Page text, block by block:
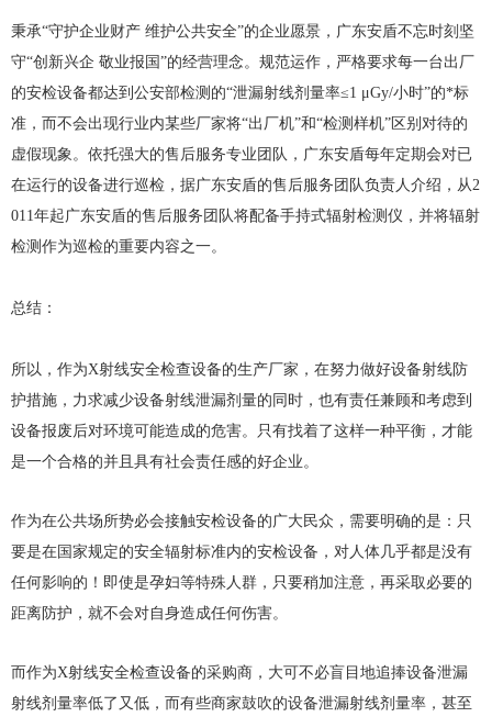
秉承“守护企业财产 维护公共安全”的企业愿景，广东安盾不忘时刻坚
守“创新兴企 敬业报国”的经营理念。规范运作，严格要求每一台出厂
的安检设备都达到公安部检测的“泄漏射线剂量率≤1 μGy/小时”的*标
准，而不会出现行业内某些厂家将“出厂机”和“检测样机”区别对待的
虚假现象。依托强大的售后服务专业团队，广东安盾每年定期会对已
在运行的设备进行巡检，据广东安盾的售后服务团队负责人介绍，从2
011年起广东安盾的售后服务团队将配备手持式辐射检测仪，并将辐射
检测作为巡检的重要内容之一。
总结：
所以，作为X射线安全检查设备的生产厂家，在努力做好设备射线防
护措施，力求减少设备射线泄漏剂量的同时，也有责任兼顾和考虑到
设备报废后对环境可能造成的危害。只有找着了这样一种平衡，才能
是一个合格的并且具有社会责任感的好企业。
作为在公共场所势必会接触安检设备的广大民众，需要明确的是：只
要是在国家规定的安全辐射标准内的安检设备，对人体几乎都是没有
任何影响的！即使是孕妇等特殊人群，只要稍加注意，再采取必要的
距离防护，就不会对自身造成任何伤害。
而作为X射线安全检查设备的采购商，大可不必盲目地追捧设备泄漏
射线剂量率低了又低，而有些商家鼓吹的设备泄漏射线剂量率，甚至